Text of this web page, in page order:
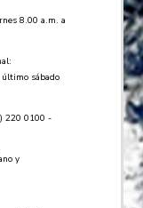
8.00 a.m. a
sábado
220 0100 -
y